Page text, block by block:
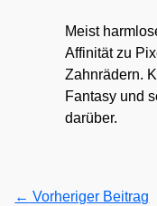
Meist
Affinität zu
Zahnrädern.
Fantasy und
darüber.
← Vorheriger Beitrag